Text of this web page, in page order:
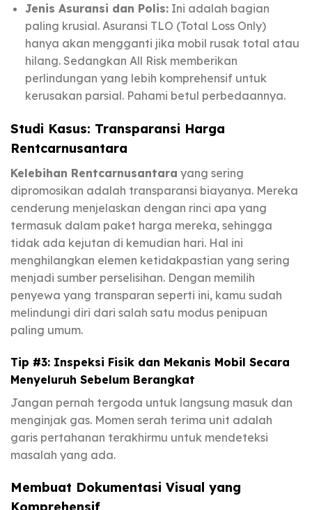
Jenis Asuransi dan Polis:Ini adalah bagian
paling krusial. Asuransi TLO (Total Loss Only)
hanya akan mengganti jika mobil rusak total atau
hilang. Sedangkan All Risk memberikan
perlindungan yang lebih komprehensif untuk
kerusakan parsial. Pahami betul perbedaannya.
Studi Kasus: Transparansi Harga
Rentcarnusantara
Kelebihan Rentcarnusantara yang sering
dipromosikan adalah transparansi biayanya. Mereka
cenderung menjelaskan dengan rinci apa yang
termasuk dalam paket harga mereka, sehingga
tidak ada kejutan di kemudian hari. Hal ini
menghilangkan elemen ketidakpastian yang sering
menjadi sumber perselisihan. Dengan memilih
penyewa yang transparan seperti ini, kamu sudah
melindungi diri dari salah satu modus penipuan
paling umum.
Tip #3: Inspeksi Fisik dan Mekanis Mobil Secara
Menyeluruh Sebelum Berangkat
Jangan pernah tergoda untuk langsung masuk dan
menginjak gas. Momen serah terima unit adalah
garis pertahanan terakhirmu untuk mendeteksi
masalah yang ada.
Membuat Dokumentasi Visual yang